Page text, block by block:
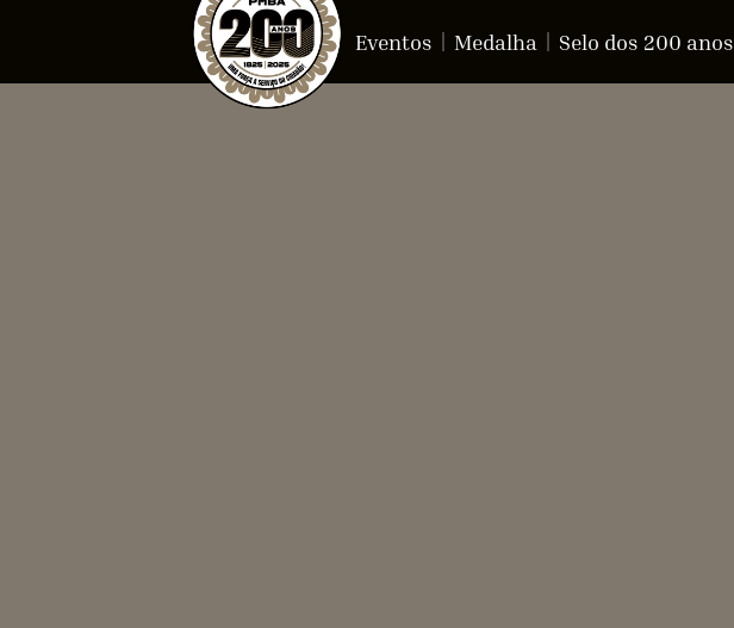
Eventos Medalha Selo dos 200 anos